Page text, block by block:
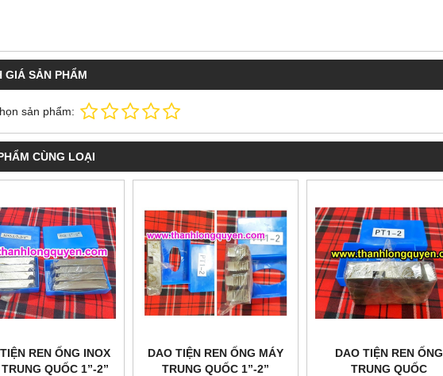
GIÁ SẢN PHẨM
sản phẩm:
CÙNG LOẠI
REN ỐNG INOX
QUỐC 1”-2”
DAO TIỆN REN ỐNG MÁY
TRUNG QUỐC 1”-2”
DAO TIỆN REN ỐNG
TRUNG QUỐC